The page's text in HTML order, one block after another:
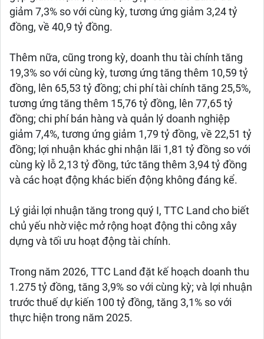
giảm 7,3% so với cùng kỳ, tương ứng giảm 3,24 tỷ
đồng, về 40,9 tỷ đồng.
Thêm nữa, cũng trong kỳ, doanh thu tài chính tăng
19,3% so với cùng kỳ, tương ứng tăng thêm 10,59 tỷ
đồng, lên 65,53 tỷ đồng; chi phí tài chính tăng 25,5%,
tương ứng tăng thêm 15,76 tỷ đồng, lên 77,65 tỷ
đồng; chi phí bán hàng và quản lý doanh nghiệp
giảm 7,4%, tương ứng giảm 1,79 tỷ đồng, về 22,51 tỷ
đồng; lợi nhuận khác ghi nhận lãi 1,81 tỷ đồng so với
cùng kỳ lỗ 2,13 tỷ đồng, tức tăng thêm 3,94 tỷ đồng
và các hoạt động khác biến động không đáng kể.
Lý giải lợi nhuận tăng trong quý I, TTC Land cho biết
chủ yếu nhờ việc mở rộng hoạt động thi công xây
dựng và tối ưu hoạt động tài chính.
Trong năm 2026, TTC Land đặt kế hoạch doanh thu
1.275 tỷ đồng, tăng 3,9% so với cùng kỳ; và lợi nhuận
trước thuế dự kiến 100 tỷ đồng, tăng 3,1% so với
thực hiện trong năm 2025.